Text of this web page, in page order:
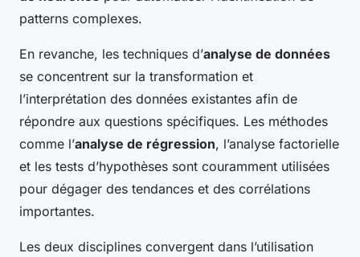
patterns complexes.
En revanche, les techniques d’analyse de données
se concentrent sur la transformation et
l’interprétation des données existantes afin de
répondre aux questions spécifiques. Les méthodes
comme l’analyse de régression, l’analyse factorielle
et les tests d’hypothèses sont couramment utilisées
pour dégager des tendances et des corrélations
importantes.
Les deux disciplines convergent dans l’utilisation